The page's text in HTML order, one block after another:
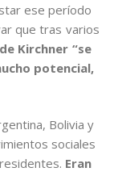
ese período
que tras varios
Kirchner “se
potencial,
Bolivia y
sociales
Eran